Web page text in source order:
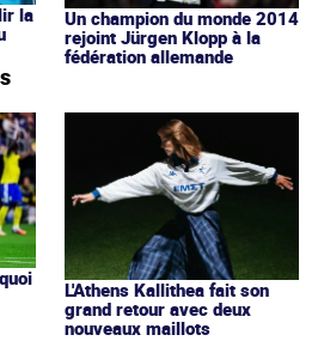
la
Un champion du monde 2014
rejoint Jürgen Klopp à la
fédération allemande
L'Athens Kallithea fait son
grand retour avec deux
nouveaux maillots